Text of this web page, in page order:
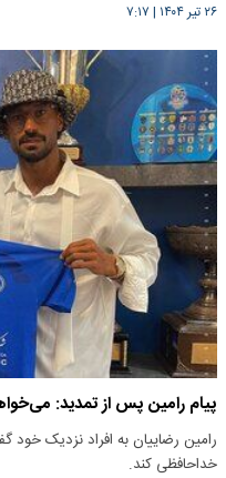
۲۶ تیر ۱۴۰۴ | ۷:۱۷
پیام رامین پس از تمدید:
رامین رضاییان به افراد نزدیک خود
خداحافظی کند.